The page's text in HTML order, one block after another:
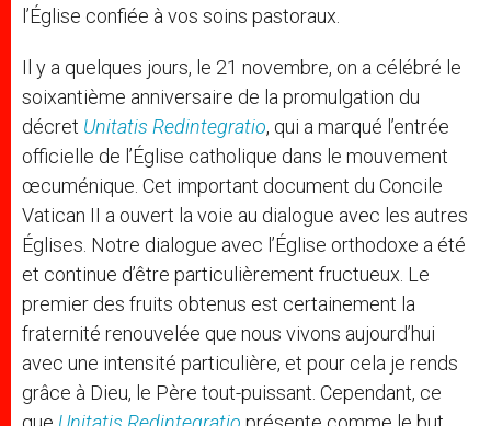
l’Église confiée à vos soins pastoraux.
Il y a quelques jours, le 21 novembre, on a célébré le
soixantième anniversaire de la promulgation du
décret Unitatis Redintegratio, qui a marqué l’entrée
officielle de l’Église catholique dans le mouvement
œcuménique. Cet important document du Concile
Vatican II a ouvert la voie au dialogue avec les autres
Églises. Notre dialogue avec l’Église orthodoxe a été
et continue d’être particulièrement fructueux. Le
premier des fruits obtenus est certainement la
fraternité renouvelée que nous vivons aujourd’hui
avec une intensité particulière, et pour cela je rends
grâce à Dieu, le Père tout-puissant. Cependant, ce